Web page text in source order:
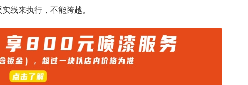
线来执行，不能跨越。